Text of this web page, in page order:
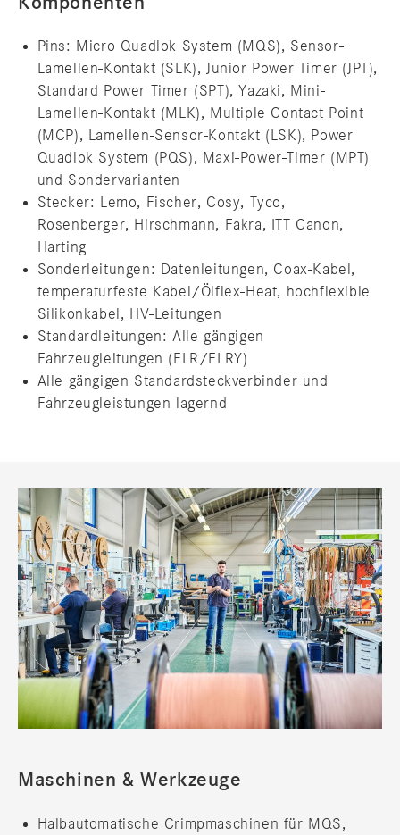
Pins: Micro Quadlok System (MQS), Sensor-
Lamellen-Kontakt (SLK), Junior Power Timer (JPT),
Standard Power Timer (SPT), Yazaki, Mini-
Lamellen-Kontakt (MLK), Multiple Contact Point
(MCP), Lamellen-Sensor-Kontakt (LSK), Power
Quadlok System (PQS), Maxi-Power-Timer (MPT)
und Sondervarianten
Stecker: Lemo, Fischer, Cosy, Tyco,
Rosenberger, Hirschmann, Fakra, ITT Canon,
Harting
Sonderleitungen: Datenleitungen, Coax-Kabel,
temperaturfeste Kabel/Ölflex-Heat, hochflexible
Silikonkabel, HV-Leitungen
Standardleitungen: Alle gängigen
Fahrzeugleitungen (FLR/FLRY)
Alle gängigen Standardsteckverbinder und
Fahrzeugleistungen lagernd
Maschinen & Werkzeuge
Halbautomatische Crimpmaschinen für MQS,